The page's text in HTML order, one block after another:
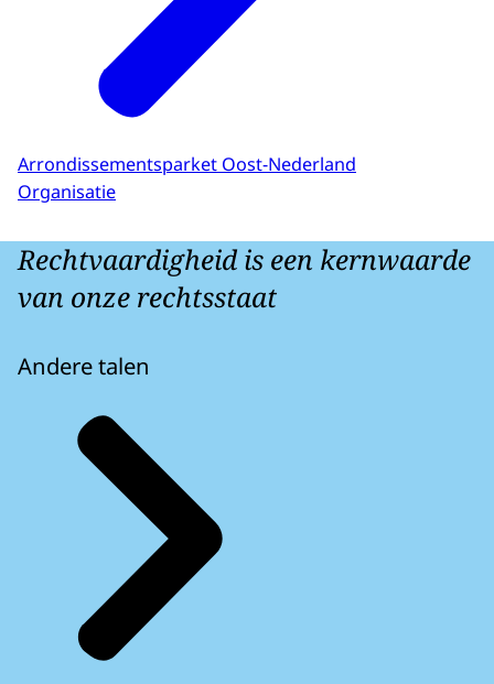
Arrondissementsparket Oost-Nederland
Organisatie
Rechtvaardigheid is een kernwaarde
van onze rechtsstaat
Andere talen